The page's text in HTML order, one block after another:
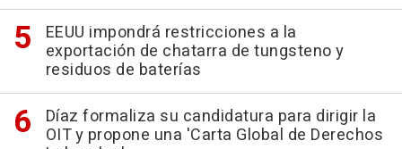
EEUU impondrá restricciones a la
exportación de chatarra de tungsteno y
residuos de baterías
Díaz formaliza su candidatura para dirigir la
OIT y propone una 'Carta Global de Derechos